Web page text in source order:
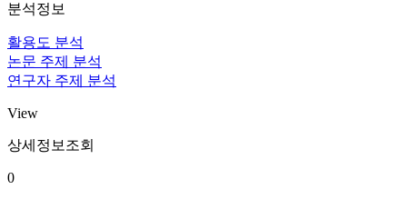
분석정보
활용도 분석
논문 주제 분석
연구자 주제 분석
View
상세정보조회
0